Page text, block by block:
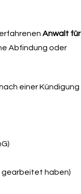
Anwalt für
Abfindung oder
einer Kündigung
gearbeitet haben)